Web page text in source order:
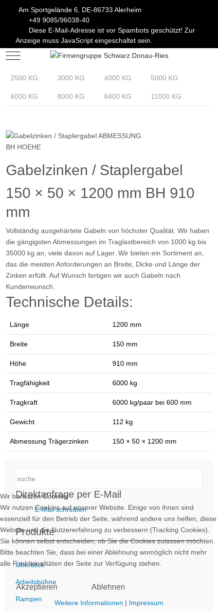
Am Sportgelände 6, DE-86733 Alerheim
+49 9085/96038-40
Diese E-Mail-Adresse ist vor Spambots geschützt! Zur
Anzeige muss JavaScript eingeschaltet sein.
Mobile Menu Toggle
2500 KG 3000 KG 4000 KG 5000 KG
6000 KG 8000 KG 8400 KG 11000 KG
Gabelzinken / Staplergabel
150 × 50 × 1200 mm BH 910
mm
Vollständig ausgehärtete Gabeln von höchster Qualität. Wir haben
die gängigsten Abmessungen im Traglastbereich von 1000 kg bis
35000 kg an, viele davon auf Lager. Wir bieten ein Sortiment an,
das die meisten Anforderungen an Breite, Dicke und Länge der
Zinken erfüllt. Auf Wunsch fertigen wir auch Gabeln nach
Kundenwunsch.
Technische Details:
Länge 1200 mm
Breite 150 mm
Höhe 910 mm
Tragfähigkeit 6000 kg
Tragkraft 6000 kg/paar bei 600 mm
Gewicht 112 kg
Abmessung Trägerzinken 150 × 50 × 1200 mm
Direktanfrage per E-Mail
E-Mail schreiben
Produkte
Überblick
Arbeitsbühne
Rampen
Wir benutzen Cookies
Wir nutzen Cookies auf unserer Website. Einige von ihnen sind
essenziell für den Betrieb der Seite, während andere uns helfen, diese
Website und die Nutzererfahrung zu verbessern (Tracking Cookies).
Sie können selbst entscheiden, ob Sie die Cookies zulassen möchten.
Bitte beachten Sie, dass bei einer Ablehnung womöglich nicht mehr
alle Funktionalitäten der Seite zur Verfügung stehen.
Akzeptieren Ablehnen
Weitere Informationen | Impressum